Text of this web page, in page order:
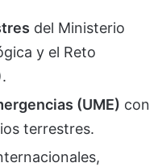
del Ministerio
y el Reto
(UME) con
terrestres.